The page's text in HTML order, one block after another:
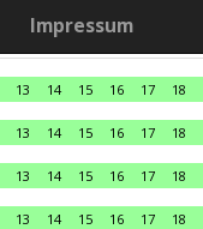
Impressum
13 14 15 16 17 18
13 14 15 16 17 18
13 14 15 16 17 18
13 14 15 16 17 18